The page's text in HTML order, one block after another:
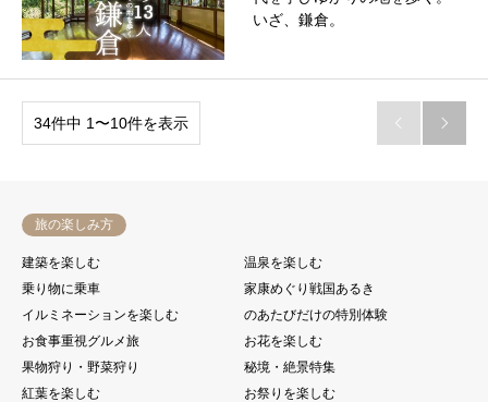
いざ、鎌倉。
34件中 1〜10件を表示  
旅の楽しみ方
建築を楽しむ
温泉を楽しむ
乗り物に乗車
家康めぐり戦国あるき
イルミネーションを楽しむ
のあたびだけの特別体験
お食事重視グルメ旅
お花を楽しむ
果物狩り・野菜狩り
秘境・絶景特集
紅葉を楽しむ
お祭りを楽しむ